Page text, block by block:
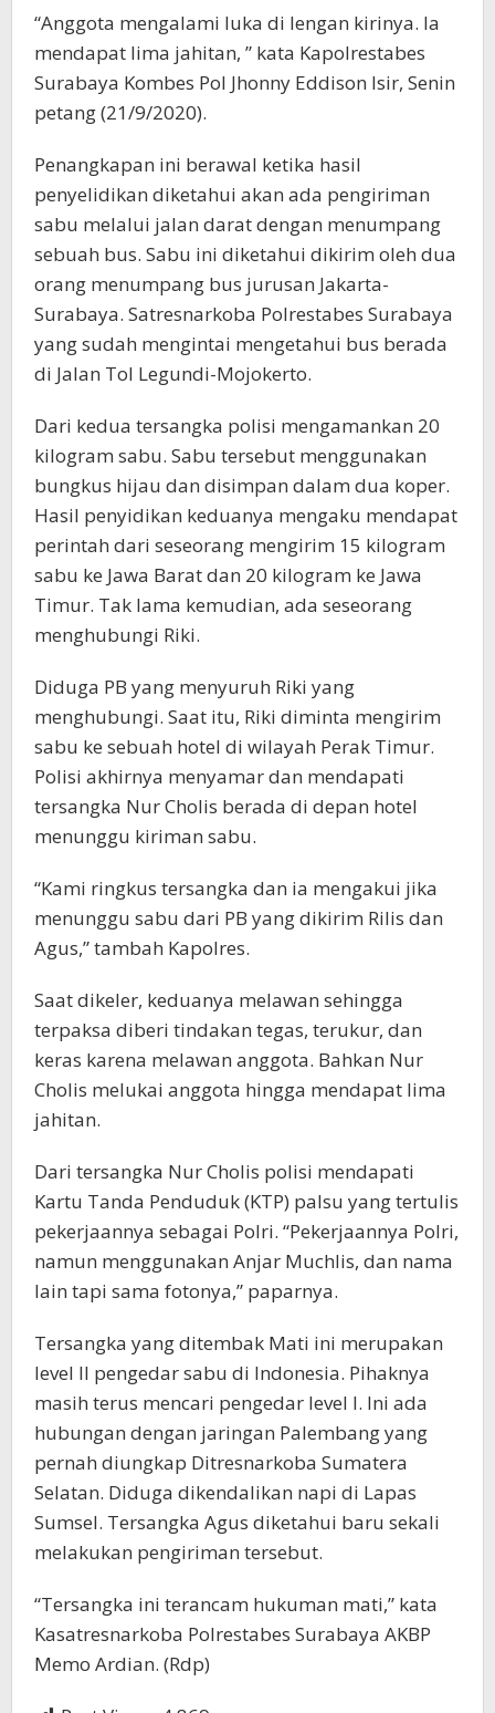
“Anggota mengalami luka di lengan kirinya. Ia
mendapat lima jahitan, ” kata Kapolrestabes
Surabaya Kombes Pol Jhonny Eddison Isir, Senin
petang (21/9/2020).
Penangkapan ini berawal ketika hasil
penyelidikan diketahui akan ada pengiriman
sabu melalui jalan darat dengan menumpang
sebuah bus. Sabu ini diketahui dikirim oleh dua
orang menumpang bus jurusan Jakarta-
Surabaya. Satresnarkoba Polrestabes Surabaya
yang sudah mengintai mengetahui bus berada
di Jalan Tol Legundi-Mojokerto.
Dari kedua tersangka polisi mengamankan 20
kilogram sabu. Sabu tersebut menggunakan
bungkus hijau dan disimpan dalam dua koper.
Hasil penyidikan keduanya mengaku mendapat
perintah dari seseorang mengirim 15 kilogram
sabu ke Jawa Barat dan 20 kilogram ke Jawa
Timur. Tak lama kemudian, ada seseorang
menghubungi Riki.
Diduga PB yang menyuruh Riki yang
menghubungi. Saat itu, Riki diminta mengirim
sabu ke sebuah hotel di wilayah Perak Timur.
Polisi akhirnya menyamar dan mendapati
tersangka Nur Cholis berada di depan hotel
menunggu kiriman sabu.
“Kami ringkus tersangka dan ia mengakui jika
menunggu sabu dari PB yang dikirim Rilis dan
Agus,” tambah Kapolres.
Saat dikeler, keduanya melawan sehingga
terpaksa diberi tindakan tegas, terukur, dan
keras karena melawan anggota. Bahkan Nur
Cholis melukai anggota hingga mendapat lima
jahitan.
Dari tersangka Nur Cholis polisi mendapati
Kartu Tanda Penduduk (KTP) palsu yang tertulis
pekerjaannya sebagai Polri. “Pekerjaannya Polri,
namun menggunakan Anjar Muchlis, dan nama
lain tapi sama fotonya,” paparnya.
Tersangka yang ditembak Mati ini merupakan
level II pengedar sabu di Indonesia. Pihaknya
masih terus mencari pengedar level I. Ini ada
hubungan dengan jaringan Palembang yang
pernah diungkap Ditresnarkoba Sumatera
Selatan. Diduga dikendalikan napi di Lapas
Sumsel. Tersangka Agus diketahui baru sekali
melakukan pengiriman tersebut.
“Tersangka ini terancam hukuman mati,” kata
Kasatresnarkoba Polrestabes Surabaya AKBP
Memo Ardian. (Rdp)